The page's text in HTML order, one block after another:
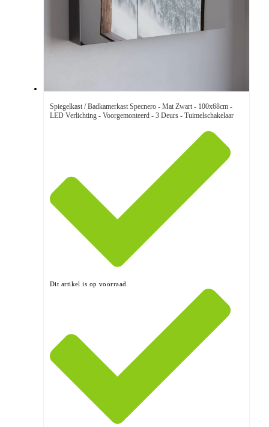
Spiegelkast / Badkamerkast Specnero - Mat Zwart - 100x68cm -
LED Verlichting - Voorgemonteerd - 3 Deurs - Tuimelschakelaar
Dit artikel is op voorraad